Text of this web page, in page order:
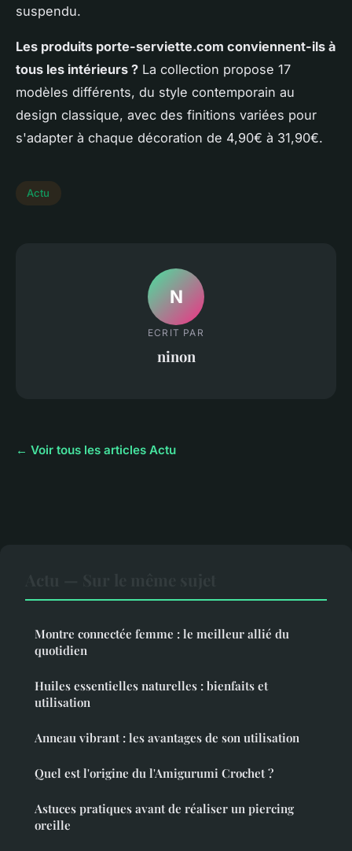
suspendu.
Les produits porte-serviette.com conviennent-ils à
tous les intérieurs ? La collection propose 17
modèles différents, du style contemporain au
design classique, avec des finitions variées pour
s'adapter à chaque décoration de 4,90€ à 31,90€.
Actu
N
ECRIT PAR
ninon
← Voir tous les articles Actu
Montre connectée femme : le meilleur allié du
quotidien
Huiles essentielles naturelles : bienfaits et
utilisation
Anneau vibrant : les avantages de son utilisation
Quel est l'origine du l'Amigurumi Crochet ?
Astuces pratiques avant de réaliser un piercing
oreille